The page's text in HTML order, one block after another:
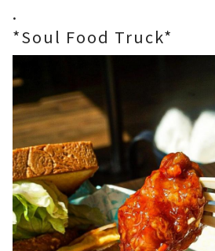
.
*Soul Food Truck*